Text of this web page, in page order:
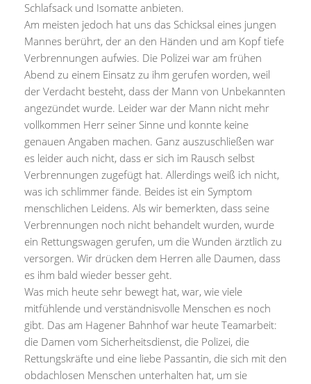
Schlafsack und Isomatte anbieten.
Am meisten jedoch hat uns das Schicksal eines jungen
Mannes berührt, der an den Händen und am Kopf tiefe
Verbrennungen aufwies. Die Polizei war am frühen
Abend zu einem Einsatz zu ihm gerufen worden, weil
der Verdacht besteht, dass der Mann von Unbekannten
angezündet wurde. Leider war der Mann nicht mehr
vollkommen Herr seiner Sinne und konnte keine
genauen Angaben machen. Ganz auszuschließen war
es leider auch nicht, dass er sich im Rausch selbst
Verbrennungen zugefügt hat. Allerdings weiß ich nicht,
was ich schlimmer fände. Beides ist ein Symptom
menschlichen Leidens. Als wir bemerkten, dass seine
Verbrennungen noch nicht behandelt wurden, wurde
ein Rettungswagen gerufen, um die Wunden ärztlich zu
versorgen. Wir drücken dem Herren alle Daumen, dass
es ihm bald wieder besser geht.
Was mich heute sehr bewegt hat, war, wie viele
mitfühlende und verständnisvolle Menschen es noch
gibt. Das am Hagener Bahnhof war heute Teamarbeit:
die Damen vom Sicherheitsdienst, die Polizei, die
Rettungskräfte und eine liebe Passantin, die sich mit den
obdachlosen Menschen unterhalten hat, um sie